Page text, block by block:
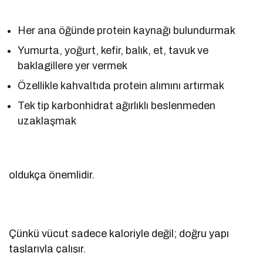
Her ana öğünde protein kaynağı bulundurmak
Yumurta, yoğurt, kefir, balık, et, tavuk ve
baklagillere yer vermek
Özellikle kahvaltıda protein alımını artırmak
Tek tip karbonhidrat ağırlıklı beslenmeden
uzaklaşmak
oldukça önemlidir.
Çünkü vücut sadece kaloriyle değil; doğru yapı
taşlarıyla çalışır.